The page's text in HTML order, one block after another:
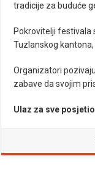
tradicije za buduće
Pokrovitelji festivala
Tuzlanskog
Organizatori
zabave da svojim
Ulaz za sve